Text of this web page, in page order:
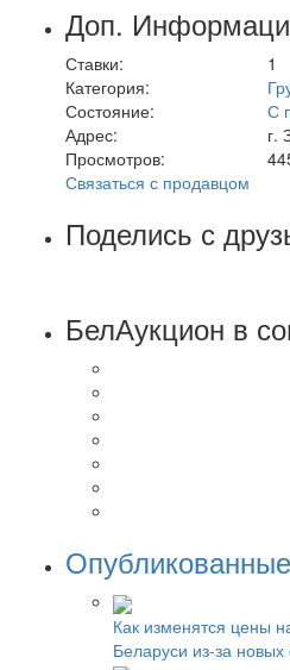
Доп.
Ставки:
1
Категория:
Состояние:
С
Адрес:
г.
Просмотров:
Связаться с продавцом
Поделись с
БелАукцион в
Как изменятся цены
Беларуси из-за новых